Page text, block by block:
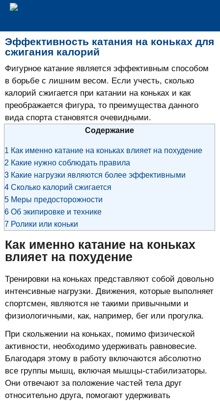
Эффективность катания на коньках для
сжигания калорий
Фигурное катание является эффективным способом
в борьбе с лишним весом. Если учесть, сколько
калорий сжигается при катании на коньках и как
преображается фигура, то преимущества данного
вида спорта становятся очевидными.
Содержание
1 Как именно катание на коньках влияет на похудение
2 Какие нужно соблюдать правила
3 Какие нагрузки являются более эффективными
4 Сколько калорий сжигается
5 Меры предосторожности
6 Об экипировке и технике
7 Ролики или коньки
Как именно катание на коньках
влияет на похудение
Тренировки на коньках представляют собой довольно
интенсивные нагрузки. Движения, которые выполняет
спортсмен, являются не такими привычными и
физиологичными, как, например, бег или прогулка.
При скольжении на коньках, помимо физической
активности, необходимо удерживать равновесие.
Благодаря этому в работу включаются абсолютно
все группы мышц, включая мышцы-стабилизаторы.
Они отвечают за положение частей тела друг
относительно друга, помогают удерживать